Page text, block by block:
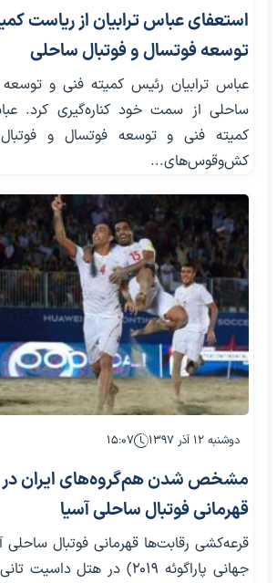
استعفای عباس ترابیان از ریاست
توسعه فوتسال و فوتبال ساحلی
عباس ترابیان رئیس کمیته فنی و توسعه
ساحلی از سمت خود کناره‌گیری کرد.
کمیته فنی و توسعه فوتسال و
کش‌و‌قوس‌های...
دوشنبه ۱۲ آذر ۱۳۹۷ ۱۵:۰۷
مشخص شدن هم‌گروه‌های ایران در
قهرمانی فوتبال ساحلی آسیا
قرعه‌کشی رقابت‌ها قهرمانی فوتبال ساحلی
جهانی پاراگوئه ۲۰۱۹) در هتل